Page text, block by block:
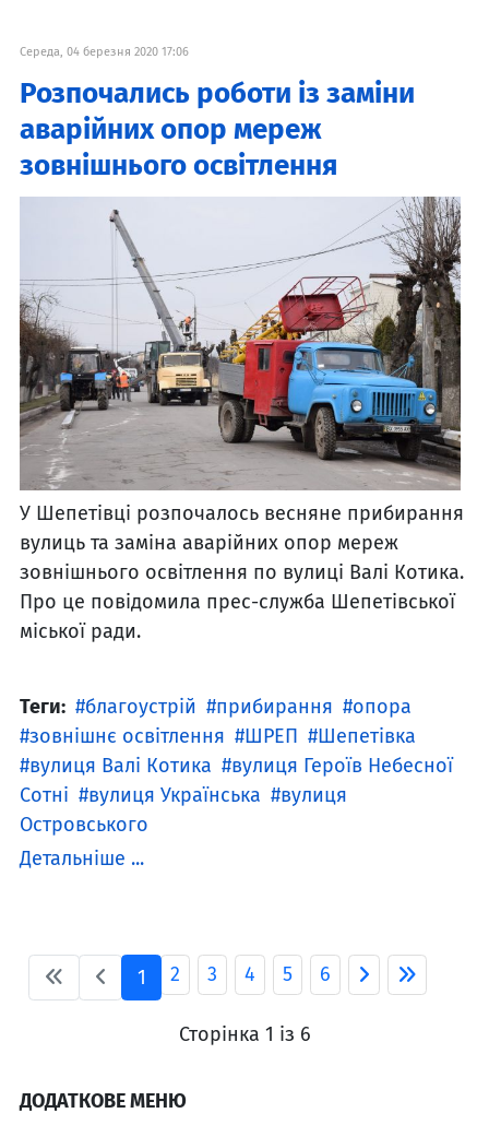
Середа, 04 березня 2020 17:06
Розпочались роботи із заміни
аварійних опор мереж
зовнішнього освітлення
У Шепетівці розпочалось весняне прибирання
вулиць та заміна аварійних опор мереж
зовнішнього освітлення по вулиці Валі Котика.
Про це повідомила прес-служба Шепетівської
міської ради.
Теги: благоустрій прибирання
опора
зовнішнє освітлення
ШРЕП
Шепетівка
вулиця Валі Котика
вулиця Героїв Небесної
Сотні
вулиця Українська
вулиця
Островського
Детальніше ...
1 2 3 4 5 6
Сторінка 1 із 6
ДОДАТКОВЕ МЕНЮ